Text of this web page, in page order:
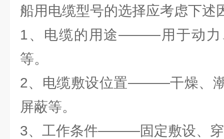
船用电缆型号的选择应考虑下述
1、电缆的用途———用于动力
等。
2、电缆敷设位置———干燥、
屏蔽等。
3、工作条件———固定敷设、穿